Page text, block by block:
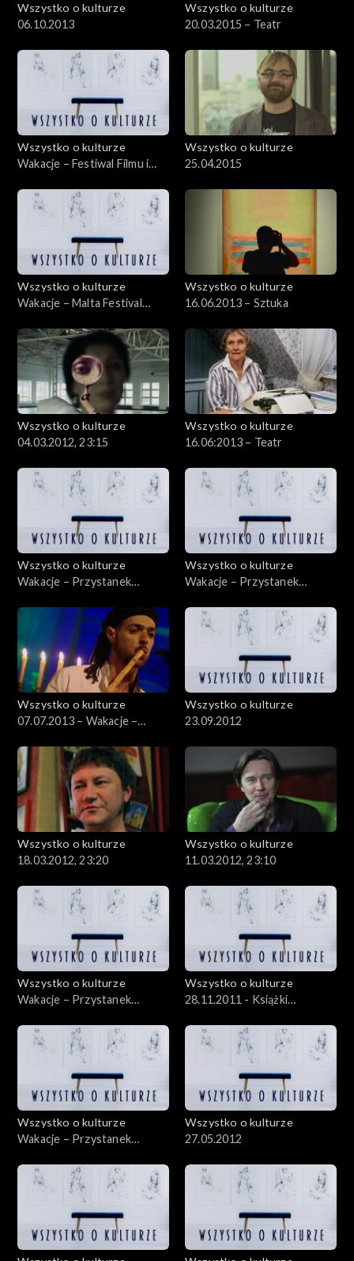
Wszystko o kulturze
06.10.2013
Wszystko o kulturze
20.03.2015 – Teatr
Wszystko o kulturze
Wakacje – Festiwal Filmu i
30.07.2012
Wszystko o kulturze
25.04.2015
Wszystko o kulturze
Wakacje – Malta Festival
15.07.2012
Wszystko o kulturze
16.06.2013 – Sztuka
Wszystko o kulturze
04.03.2012, 23:15
Wszystko o kulturze
16.06:2013 – Teatr
Wszystko o kulturze
Wakacje – Przystanek
Wszystko o kulturze
Wakacje – Przystanek
cz.2
Wszystko o kulturze
07.07.2013 – Wakacje –
Wszystko o kulturze
23.09.2012
Wszystko o kulturze
18.03.2012, 23:20
Wszystko o kulturze
11.03.2012, 23:10
Wszystko o kulturze
Wakacje – Przystanek
cz.1
Wszystko o kulturze
28.11.2011 - Książki
poważnie”
Wszystko o kulturze
Wakacje – Przystanek
Wszystko o kulturze
27.05.2012